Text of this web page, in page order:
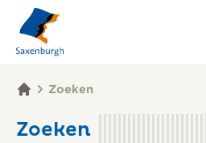
Zoeken
Zoeken